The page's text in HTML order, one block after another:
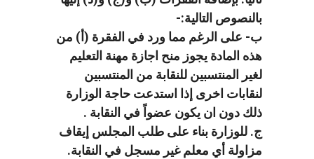
بالنصوص التالية:-
ب- على الرغم مما ورد في الفقرة (أ) من
هذه المادة يجوز منح اجازة مهنة التعليم
لغير المنتسبين للنقابة من المنتسبين
لنقابات اخرى إذا استدعت حاجة الوزارة
ذلك دون ان يكون عضواً في النقابة .
ج. للوزارة بناء على طلب المجلس إيقاف
مزاولة أي معلم غير مسجل في النقابة.